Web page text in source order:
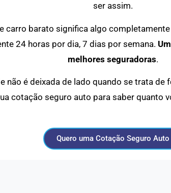
ser assim.
carro barato significa algo
24 horas por dia, 7 dias por semana.
melhores seguradoras.
não é deixada de lado quando se trata
cotação seguro auto para saber quanto
Quero uma Cotação Seguro Auto